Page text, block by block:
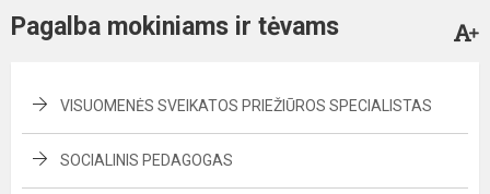
Pagalba mokiniams ir tėvams
VISUOMENĖS SVEIKATOS PRIEŽIŪROS SPECIALISTAS
SOCIALINIS PEDAGOGAS